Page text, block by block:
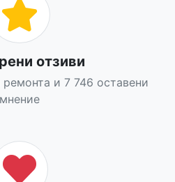
отзиви
и 7 746 оставени
мнение